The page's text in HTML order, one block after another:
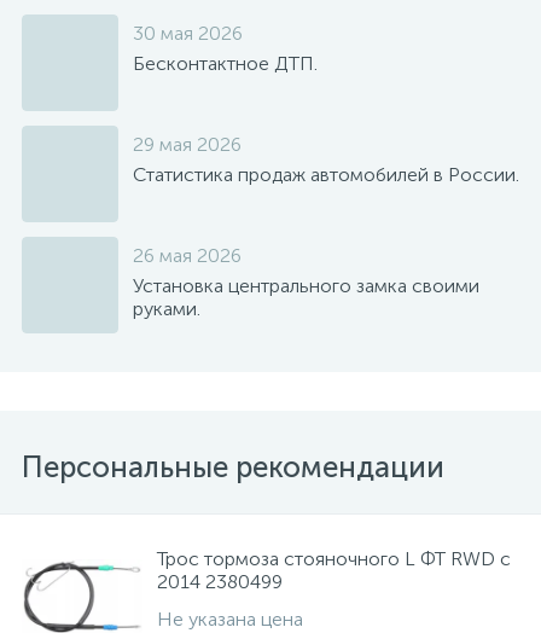
30 мая 2026
Бесконтактное ДТП.
29 мая 2026
Статистика продаж автомобилей в России.
26 мая 2026
Установка центрального замка своими
руками.
Персональные рекомендации
Трос тормоза стояночного L ФТ RWD с
2014 2380499
Не указана цена